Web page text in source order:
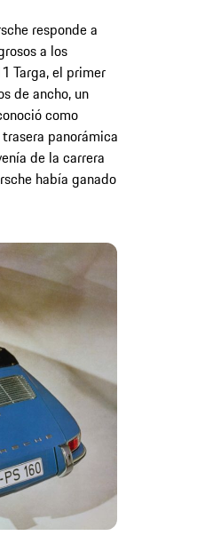
responde a
a los
Targa, el primer
de ancho, un
como
panorámica
de la carrera
había ganado